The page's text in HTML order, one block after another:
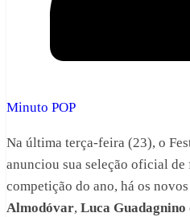
Minuto POP
Na última terça-feira (23), o
anunciou sua seleção oficial
competição do ano, há os
Almodóvar, Luca Guadagnino